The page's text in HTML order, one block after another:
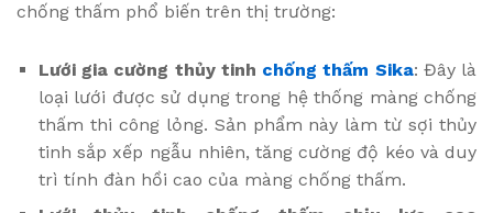
chống thấm phổ biến trên thị trường:
Lưới gia cường thủy tinh chống thấm Sika: Đây là
loại lưới được sử dụng trong hệ thống màng chống
thấm thi công lỏng. Sản phẩm này làm từ sợi thủy
tinh sắp xếp ngẫu nhiên, tăng cường độ kéo và duy
trì tính đàn hồi cao của màng chống thấm.